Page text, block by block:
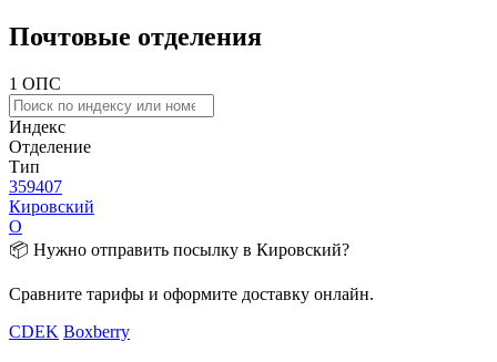
Почтовые отделения
1 ОПС
Индекс
Отделение
Тип
359407
Кировский
О
📦 Нужно отправить посылку в Кировский?
Сравните тарифы и оформите доставку онлайн.
CDEK Boxberry